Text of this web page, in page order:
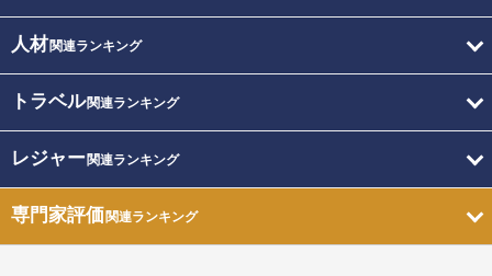
人材関連ランキング
トラベル関連ランキング
レジャー関連ランキング
専門家評価関連ランキング